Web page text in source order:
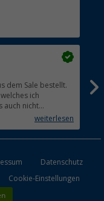
dem Sale bestellt.
ich
auch nicht
Hinweis, dass die
weiterlesen
Datenschutz
Cookie-Einstellungen